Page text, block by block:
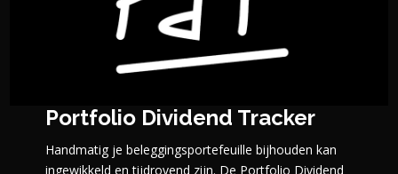
Portfolio Dividend Tracker
Handmatig je beleggingsportefeuille bijhouden kan
ingewikkeld en tijdrovend zijn. De Portfolio Dividend